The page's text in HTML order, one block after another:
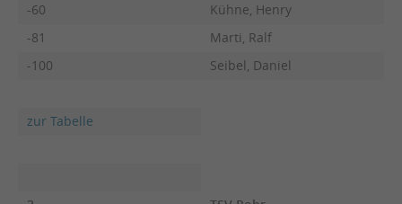
-60
Kühne, Henry
-81
Marti, Ralf
-100
Seibel, Daniel
zur Tabelle